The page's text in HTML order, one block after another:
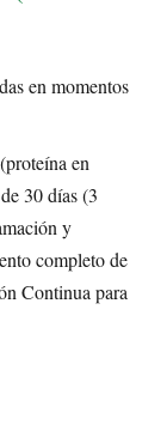
en momentos
en
30 días (3
y
completo de
Continua para